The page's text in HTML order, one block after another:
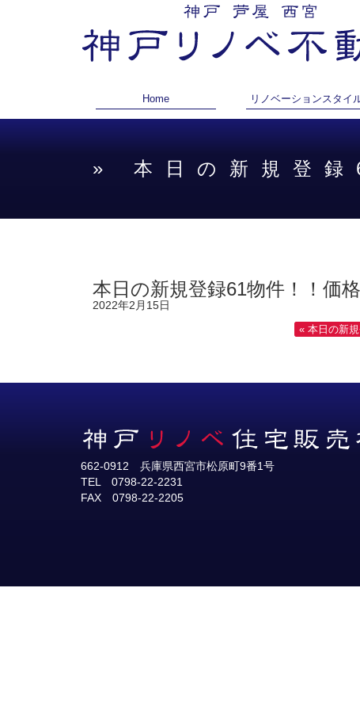
Home リノベーションスタイ
» 本日の新規登
本日の新規登録61物件！！価
2022年2月15日
« 本日の新
662-0912 兵庫県西宮市松原町9番1号
TEL 0798-22-2231
FAX 0798-22-2205